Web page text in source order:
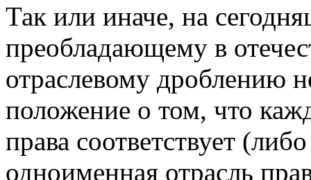
Так или иначе, на
преобладающему в
отраслевому дроблению
положение о том, что
права соответствует
одноименная отрасль